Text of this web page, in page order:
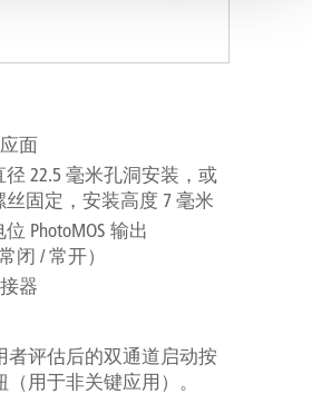
面
22.5 毫米孔洞安装，或
固定，安装高度 7 毫米
PhotoMOS 输出
闭 / 常开）
器
者评估后的双通道启动按
用于非关键应用）。